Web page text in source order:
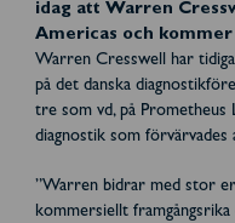
idag att Warren
Americas och
Warren Cresswell har
på det danska
tre som vd, på
diagnostik som förvärvades
”Warren bidrar med stor
kommersiellt